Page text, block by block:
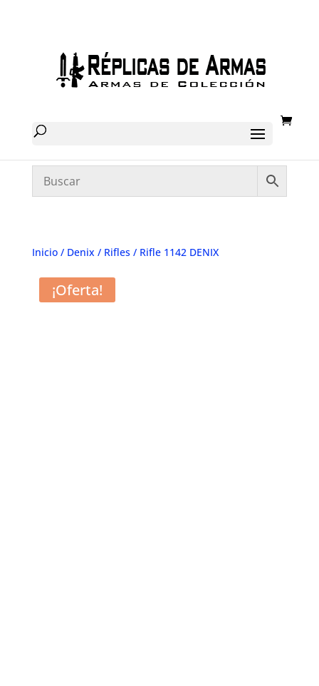
Inicio/ Denix / Rifles/ Rifle 1142 DENIX
¡Oferta!